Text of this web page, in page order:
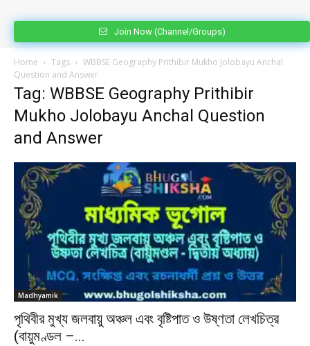
Join Now (Channel/Groups)
Home Tags
WBBSE Geography Prithibir Mukho Jolobayu Anchal
Question and Answer
Tag: WBBSE Geography Prithibir
Mukho Jolobayu Anchal Question
and Answer
Madhyamik
পৃথিবীর মুখ্য জলবায়ু অঞ্চল এবং বৃষ্টিপাত ও উষ্ণতা লেখচিত্র
(বায়ুমণ্ডল –...